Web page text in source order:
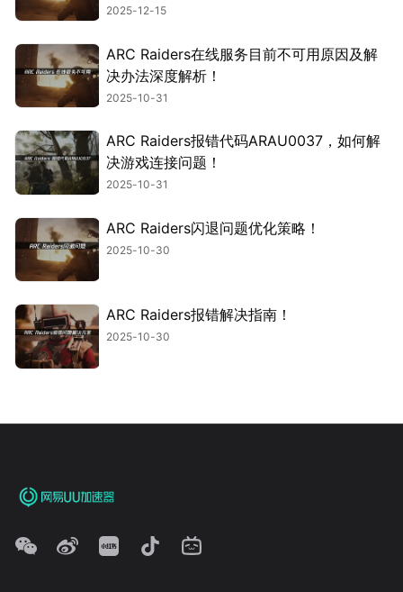
2025-12-15
ARC Raiders在线服务目前不可用原因及解
决办法深度解析！
2025-10-31
ARC Raiders报错代码ARAU0037，如何解
决游戏连接问题！
2025-10-31
ARC Raiders闪退问题优化策略！
2025-10-30
ARC Raiders报错解决指南！
2025-10-30